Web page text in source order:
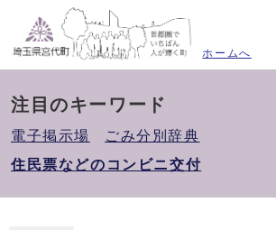
ホームへ
注目のキーワード
電子掲示場
ごみ分別辞典
住民票などのコンビニ交付